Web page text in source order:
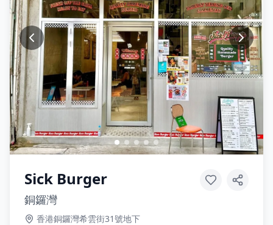
Sick Burger
銅鑼灣
香港銅鑼灣希雲街31號地下